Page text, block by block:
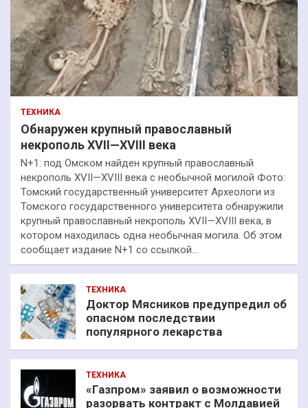
ТЕХНИКА
Обнаружен крупный православный
некрополь XVII—XVIII века
N+1: под Омском найден крупный православный
некрополь XVII—XVIII века с необычной могилой Фото:
Томский государственный университет Археологи из
Томского государственного университета обнаружили
крупный православный некрополь XVII—XVIII века, в
котором находилась одна необычная могила. Об этом
сообщает издание N+1 со ссылкой…
ТЕХНИКА
Доктор Мясников предупредил об
опасном последствии
популярного лекарства
ТЕХНИКА
«Газпром» заявил о возможности
разорвать контракт с Молдавией